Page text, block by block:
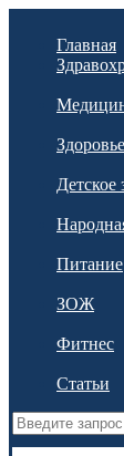
Главная
Здоровье
Детское
Питание
ЗОЖ
Фитнес
Статьи